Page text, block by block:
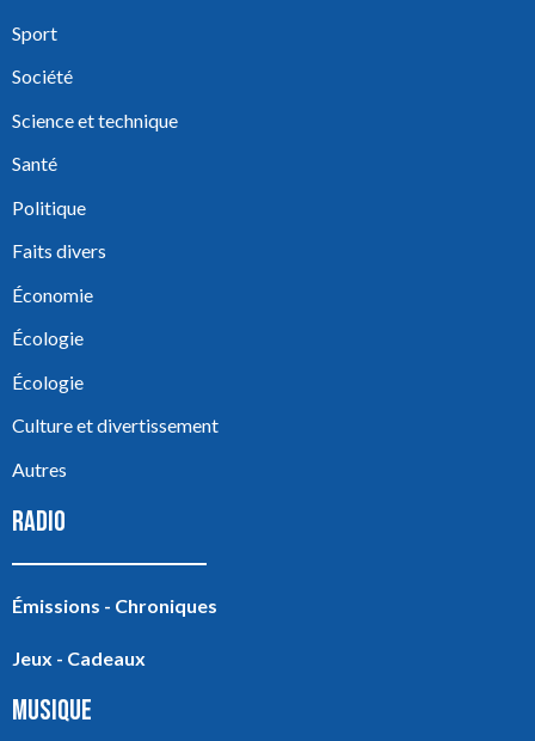
Sport
Société
Science et technique
Santé
Politique
Faits divers
Économie
Écologie
Écologie
Culture et divertissement
Autres
RADIO
Émissions - Chroniques
Jeux - Cadeaux
MUSIQUE